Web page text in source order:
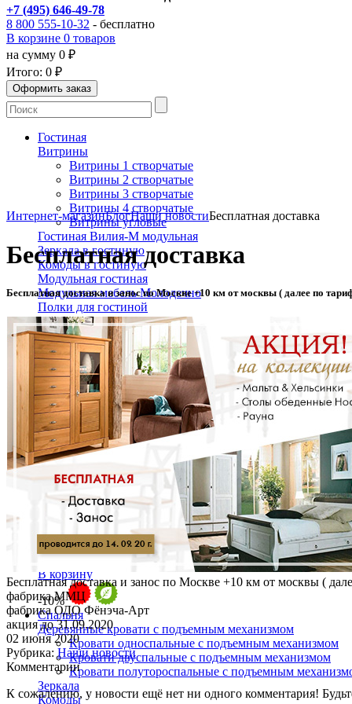
+7 (495) 646-49-78
8 800 555-10-32 - бесплатно
В корзине 0 товаров
на сумму 0 ₽
Итого: 0 ₽
Гостиная
Витрины
Витрины 1 створчатые
Витрины 2 створчатые
Витрины 3 створчатые
Витрины 4 створчатые
Витрины угловые
Гостиная Вилия-М модульная
Зеркала в гостиную
Комоды в гостиную
Модульная гостиная
Модульная мебель Молодечно
Полки для гостиной
Портал для камина
Свет
Бра
Лампа настольная
Стеллажи
Стойки и подставки
Столы журнальные
Тумбы для гостиной
Тумбы под ТВ
Зеркало Престиж ГМ 5991
30 082 ₽
33 424 ₽
В корзину
-10%
Спальня
Деревянные кровати с подъемным механизмом
Кровати односпальные с подъемным механизмом
Кровати двуспальные с подъемным механизмом
Кровати полутороспальные с подъемным
Зеркала
Комоды
Интернет-магазинБлогНаши новостиБесплатная доставка
Бесплатная доставка
Бесплатная доставка и занос по Москве +10 км от москвы ( далее по
Бесплатная доставка и занос по Москве +10 км от москвы (
фабрика ММЦ
фабрика ОДО Фёнэча-Арт
акция до 31.09.2020
02 июня 2020
Рубрика: Наши новости
Комментарии
К сожалению, у новости ещё нет ни одного комментария!